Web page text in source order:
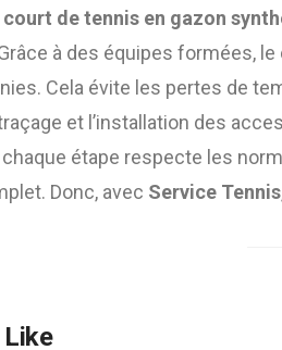
de tennis en gazon
à des équipes formées,
Cela évite les pertes de
et l’installation des
étape respecte les
Donc, avec Service Tennis